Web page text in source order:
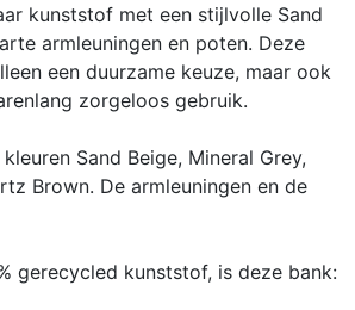
kunststof met een stijlvolle Sand
armleuningen en poten. Deze
een duurzame keuze, maar ook
zorgeloos gebruik.
Sand Beige, Mineral Grey,
Brown. De armleuningen en de
gerecycled kunststof, is deze bank: